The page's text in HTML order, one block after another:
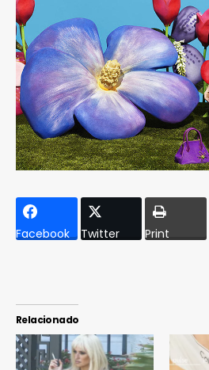
Facebook Twitter Print
Relacionado